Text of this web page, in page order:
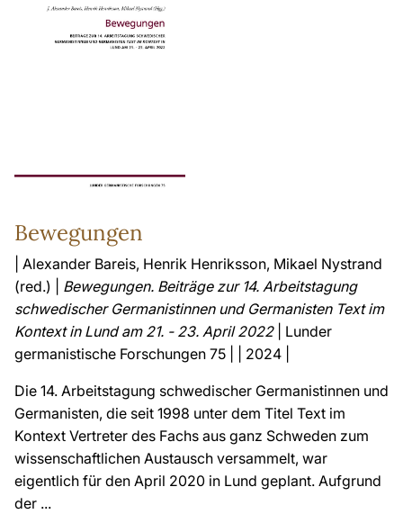
Bewegungen
| Alexander Bareis, Henrik Henriksson, Mikael Nystrand
(red.) | Bewegungen. Beiträge zur 14. Arbeitstagung
schwedischer Germanistinnen und Germanisten Text im
Kontext in Lund am 21. - 23. April 2022| Lunder
germanistische Forschungen 75 | | 2024 |
Die 14. Arbeitstagung schwedischer Germanistinnen und
Germanisten, die seit 1998 unter dem Titel Text im
Kontext Vertreter des Fachs aus ganz Schweden zum
wissenschaftlichen Austausch versammelt, war
eigentlich für den April 2020 in Lund geplant. Aufgrund
der ...